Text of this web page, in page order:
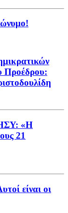
Προέδρου:
«Η
21
είναι οι